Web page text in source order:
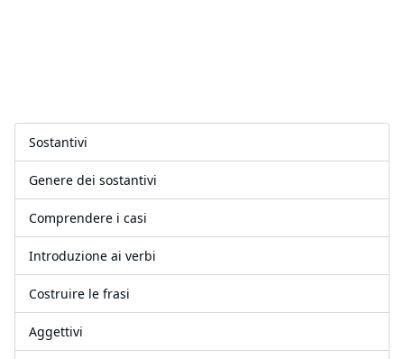
Sostantivi
Genere dei sostantivi
Comprendere i casi
Introduzione ai verbi
Costruire le frasi
Aggettivi